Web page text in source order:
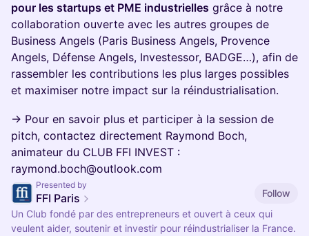
pour les startups et PME industrielles grâce à notre
collaboration ouverte avec les autres groupes de
Business Angels (Paris Business Angels, Provence
Angels, Défense Angels, Investessor, BADGE…), afin de
rassembler les contributions les plus larges possibles
et maximiser notre impact sur la réindustrialisation.
→ Pour en savoir plus et participer à la session de
pitch, contactez directement Raymond Boch,
animateur du CLUB FFI INVEST :
raymond.boch@outlook.com
Presented by
FFI Paris
Follow
Un Club fondé par des entrepreneurs et ouvert à ceux qui
veulent aider, soutenir et investir pour réindustrialiser la France.